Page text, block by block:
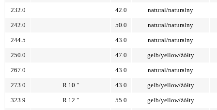
232.0 42.0 natural/naturalny
242.0 50.0 natural/naturalny
244.5 43.0 natural/naturalny
250.0 47.0 gelb/yellow/żółty
267.0 43.0 natural/naturalny
273.0 R 10." 43.0 gelb/yellow/żółty
323.9 R 12." 55.0 gelb/yellow/żółty